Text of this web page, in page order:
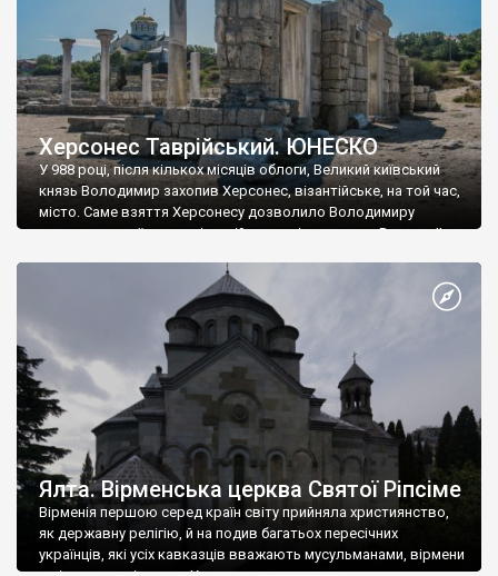
Херсонес Таврійський. ЮНЕСКО
У 988 році, після кількох місяців облоги, Великий київський
князь Володимир захопив Херсонес, візантійське, на той час,
місто. Саме взяття Херсонесу дозволило Володимиру
диктувати свої умови візантійському імператору Василю ІІ, та
Херсонесі Володимир-язичник, став Василем-християнином.
А потім було Хрещення Русі. На честь Херсонесу Таврійського
Ялта. Вірменська церква Святої Ріпсіме
Вірменія першою серед країн світу прийняла християнство,
як державну релігію, й на подив багатьох пересічних
українців, які усіх кавказців вважають мусульманами, вірмени